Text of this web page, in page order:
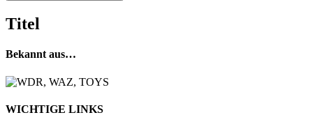
Titel
Bekannt aus…
WICHTIGE LINKS